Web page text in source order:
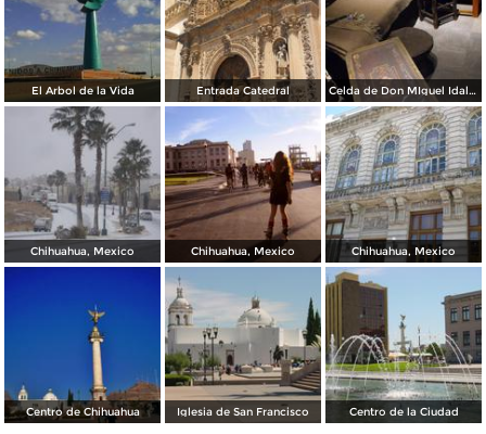
El Arbol de la Vida Entrada Catedral Celda de Don MIguel Idalgo y Costilla
Chihuahua, Mexico Chihuahua, Mexico Chihuahua, Mexico
Centro de Chihuahua Iglesia de San Francisco Centro de la Ciudad